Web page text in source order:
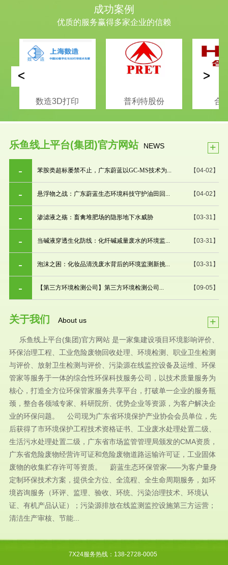
成功案例
优质的服务赢得多家企业的信赖
数造3D打印 普利特股份 合
< >
乐鱼线上平台(集团)官方网站 NEWS +
【04-02】
苯胺类超标屡禁不止，广东蔚蓝以GC-MS技术为...
【04-02】
悬浮物之战：广东蔚蓝生态环境科技守护油田回...
【03-31】
渗滤液之殇：畜禽堆肥场的隐形地下水威胁
【03-31】
当碱液穿透生化防线：化纤碱减量废水的环境监...
【03-31】
泡沫之困：化妆品清洗废水背后的环境监测新挑...
【09-05】
【第三方环境检测公司】第三方环境检测公司...
关于我们 About us +
乐鱼线上平台(集团)官方网站 是一家集建设项目环境影响评价、
环保治理工程、工业危险废物回收处理、环境检测、职业卫生检测
与评价、放射卫生检测与评价、污染源在线监控设备及运维、环保
管家等服务于一体的综合性环保科技服务公司，以技术质量服务为
核心，打造全方位环保管家服务共享平台，打破单一企业的服务瓶
颈，整合各领域专家、科研院所、优势企业等资源，为客户解决企
业的环保问题。 公司现为广东省环境保护产业协会会员单位，先
后获得了市环境保护工程技术资格证书、工业废水处理处置二级、
生活污水处理处置二级，广东省市场监管管理局颁发的CMA资质，
广东省危险废物经营许可证和危险废物道路运输许可证，工业固体
废物的收集贮存许可等资质。 蔚蓝生态环保管家——为客户量身
定制环保技术方案，提供全方位、全流程、全生命周期服务，如环
境咨询服务（环评、监理、验收、环统、污染治理技术、环境认
证、有机产品认证）；污染源排放在线监测监控设施第三方运营；
清洁生产审核、节能...
7X24服务热线：138-2728-0005